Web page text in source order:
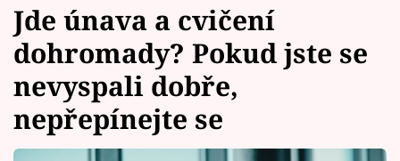
Témata
Celebrity
Vztahy
Jde únava a cvičení
dohromady? Pokud jste se
nevyspali dobře,
nepřepínejte se